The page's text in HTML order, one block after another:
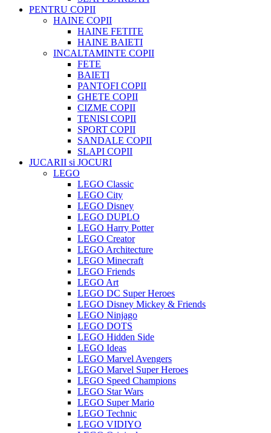
PENTRU COPII
HAINE COPII
HAINE FETITE
HAINE BAIETI
INCALTAMINTE COPII
FETE
BAIETI
PANTOFI COPII
GHETE COPII
CIZME COPII
TENISI COPII
SPORT COPII
SANDALE COPII
SLAPI COPII
JUCARII si JOCURI
LEGO
LEGO Classic
LEGO City
LEGO Disney
LEGO DUPLO
LEGO Harry Potter
LEGO Creator
LEGO Architecture
LEGO Minecraft
LEGO Friends
LEGO Art
LEGO DC Super Heroes
LEGO Disney Mickey & Friends
LEGO Ninjago
LEGO DOTS
LEGO Hidden Side
LEGO Ideas
LEGO Marvel Avengers
LEGO Marvel Super Heroes
LEGO Speed Champions
LEGO Star Wars
LEGO Super Mario
LEGO Technic
LEGO VIDIYO